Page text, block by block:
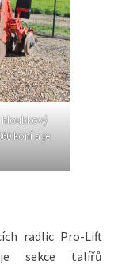
hloubkový
koní a je
radlic Pro-Lift
sekce talířů